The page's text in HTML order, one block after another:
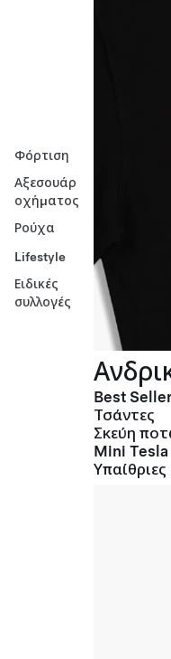
Φόρτιση
Αξεσουάρ
οχήματος
Ρούχα
Lifestyle
Ειδικές
συλλογές
Best
Τσάντες
Σκεύη
Mini Tesla